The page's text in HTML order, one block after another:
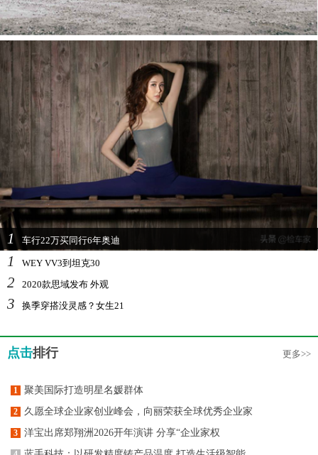
1 车行22万买同行6年奥迪
1 WEY VV3到坦克30
2 2020款思域发布 外观
3 换季穿搭没灵感？女生21
点击排行 更多>>
1 聚美国际打造明星名媛群体
2 久愿全球企业家创业峰会，向丽荣获全球优秀企业家
3 洋宝出席郑翔洲2026开年演讲 分享“企业家权